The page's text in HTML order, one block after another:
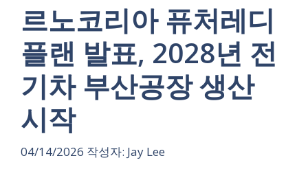
르노코리아 퓨처레디
플랜 발표, 2028년 전
기차 부산공장 생산
시작
04/14/2026 작성자: Jay Lee